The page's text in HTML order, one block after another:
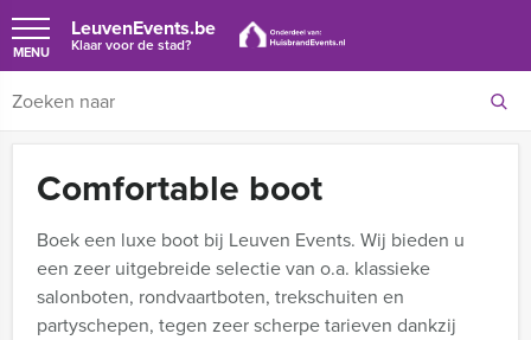
LeuvenEvents.be
Klaar voor de stad?
MENU
Comfortable boot
Boek een luxe boot bij Leuven Events. Wij bieden u
een zeer uitgebreide selectie van o.a. klassieke
salonboten, rondvaartboten, trekschuiten en
partyschepen, tegen zeer scherpe tarieven dankzij